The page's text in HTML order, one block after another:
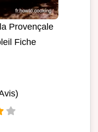
Provençale
Fiche